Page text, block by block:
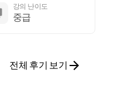
강의 난이도
중급
전체 후기 보기